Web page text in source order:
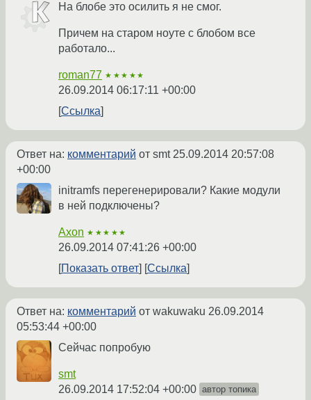
На блобе это осилить я не смог.
Причем на старом ноуте с блобом все
работало...
roman77 ★★★★★
26.09.2014 06:17:11 +00:00
Ссылка
Ответ на: комментарий от smt25.09.2014 20:57:08
+00:00
initramfs перегенерировали? Какие модули
в ней подключены?
Axon ★★★★★
26.09.2014 07:41:26 +00:00
Показать ответ
Ссылка
Ответ на: комментарий от wakuwaku 26.09.2014
05:53:44 +00:00
Сейчас попробую
smt
26.09.2014 17:52:04 +00:00 автор топика